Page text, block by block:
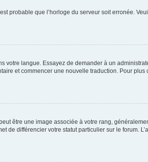
probable que l’horloge du serveur soit erronée.
langue. Essayez de demander à un
et commencer une nouvelle traduction. Pour plus
être une image associée à votre rang,
différencier votre statut particulier sur le forum.